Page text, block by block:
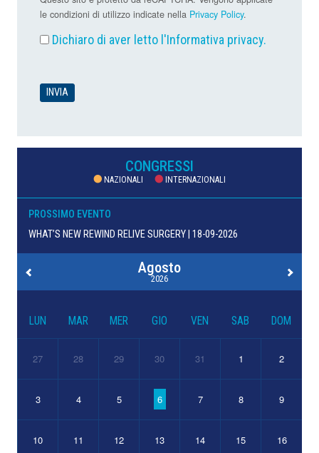
le condizioni di utilizzo indicate nella Privacy Policy.
Dichiaro di aver letto l'Informativa privacy.
CONGRESSI
NAZIONALI INTERNAZIONALI
PROSSIMO EVENTO
WHAT’S NEW REWIND RELIVE SURGERY | 18-09-2026
Agosto
2026
LUN MAR MER GIO VEN SAB DOM
27 28 29 30 31 1 2
3 4 5 6 7 8 9
10 11 12 13 14 15 16